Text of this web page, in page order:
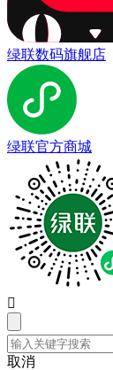
绿联数码旗舰店
绿联官方商城

取消